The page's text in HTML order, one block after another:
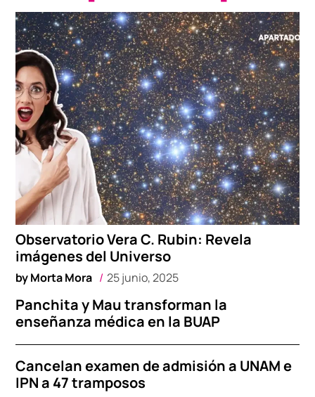
Observatorio Vera C. Rubin: Revela
imágenes del Universo
byMorta Mora 25 junio, 2025
Panchita y Mau transforman la
enseñanza médica en la BUAP
Cancelan examen de admisión a UNAM e
IPN a 47 tramposos